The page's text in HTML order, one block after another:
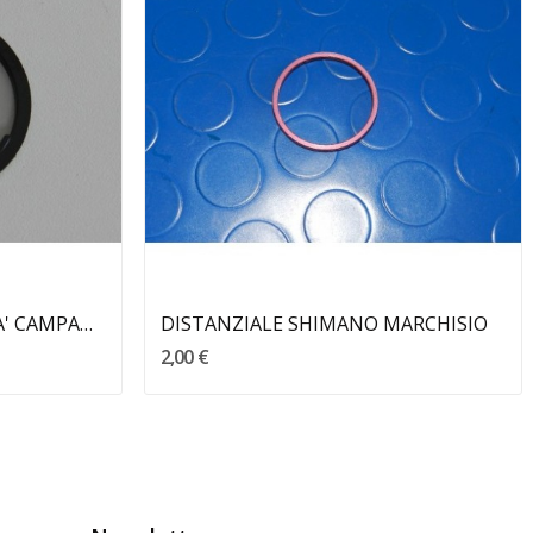
DISTANZIALE 11 VELOCITA' CAMPAGNOLO
Aggiungi Al Carrello
DISTANZIALE SHIMANO MARCHISIO
2,00 €